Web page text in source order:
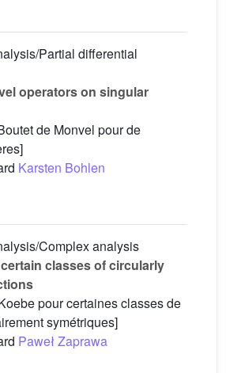
Partial differential
operators on singular
de Monvel pour de
Karsten Bohlen
Complex analysis
classes of circularly
pour certaines classes de
symétriques]
Paweł Zaprawa